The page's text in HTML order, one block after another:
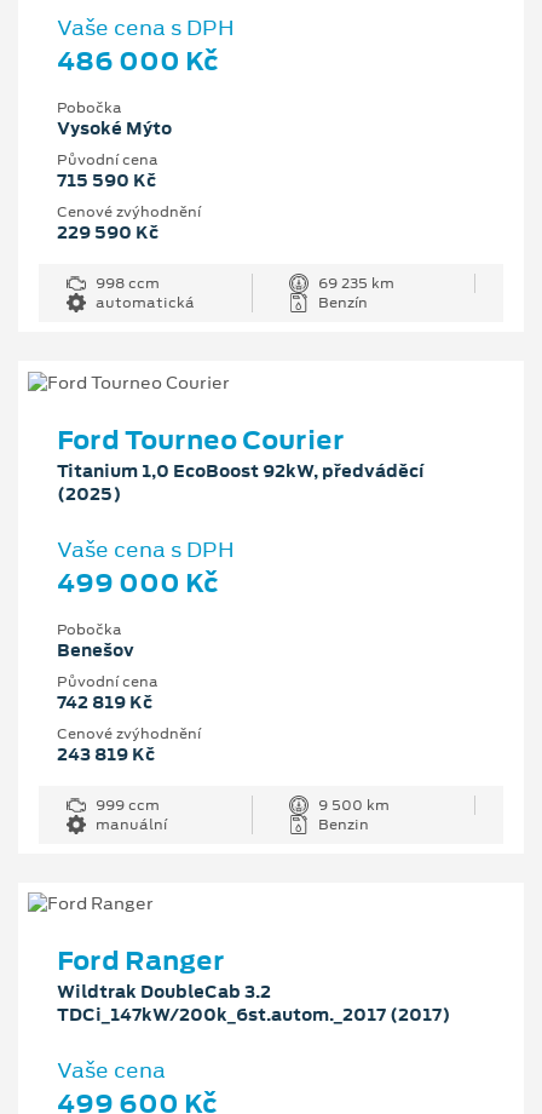
Vaše cena s DPH
486 000 Kč
Pobočka
Vysoké Mýto
Původní cena
715 590 Kč
Cenové zvýhodnění
229 590 Kč
998 ccm
69 235 km
automatická
Benzín
Ford Tourneo Courier
Titanium 1,0 EcoBoost 92kW, předváděcí
(2025)
Vaše cena s DPH
499 000 Kč
Pobočka
Benešov
Původní cena
742 819 Kč
Cenové zvýhodnění
243 819 Kč
999 ccm
9 500 km
manuální
Benzin
Ford Ranger
Wildtrak DoubleCab 3.2
TDCi_147kW/200k_6st.autom._2017 (2017)
Vaše cena
499 600 Kč